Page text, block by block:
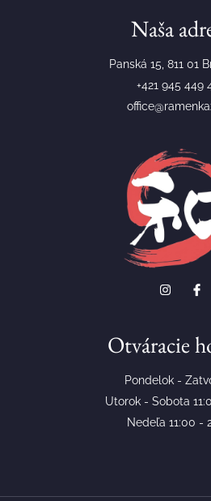
Naša
Panská 15, 811 01
+421 945 449
Otváracie
Pondelok -
Utorok - Sobota
Nedeľa 11:00 -